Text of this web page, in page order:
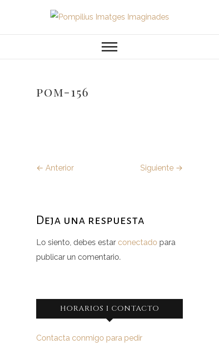
contenido
Pompilius
Imatges
Imaginades
pom-156
← Anterior Siguiente →
Deja una respuesta
Lo siento, debes estar conectado para
publicar un comentario.
HORARIOS I CONTACTO
Contacta conmigo para pedir